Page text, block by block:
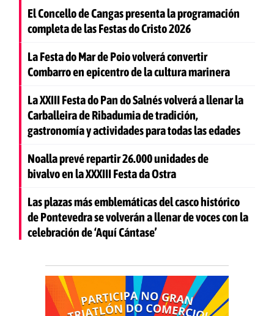
El Concello de Cangas presenta la programación
completa de las Festas do Cristo 2026
La Festa do Mar de Poio volverá convertir
Combarro en epicentro de la cultura marinera
La XXIII Festa do Pan do Salnés volverá a llenar la
Carballeira de Ribadumia de tradición,
gastronomía y actividades para todas las edades
Noalla prevé repartir 26.000 unidades de
bivalvo en la XXXIII Festa da Ostra
Las plazas más emblemáticas del casco histórico
de Pontevedra se volverán a llenar de voces con la
celebración de ‘Aquí Cántase’